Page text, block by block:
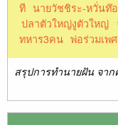
ที นายวัชชิระ-หวั่นท๊
ปลาตัวใหญ่งูตัวใหญ่
ทหาร3คน พ่อร่วมเพ
สรุปการทำนายฝัน จาก